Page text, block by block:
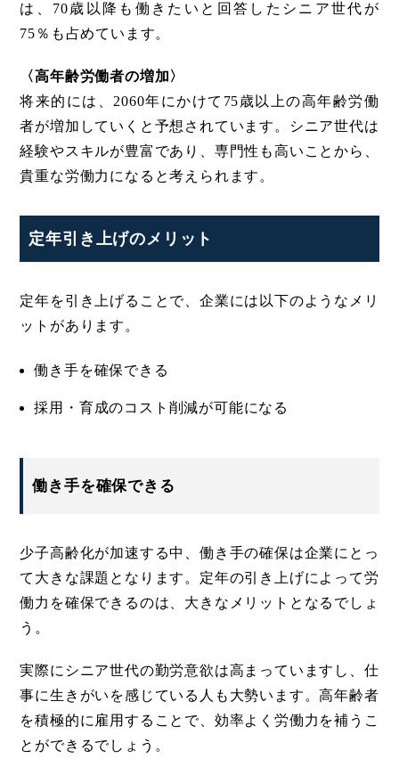
は、70歳以降も働きたいと回答したシニア世代が
75％も占めています。
〈高年齢労働者の増加〉
将来的には、2060年にかけて75歳以上の高年齢労働
者が増加していくと予想されています。シニア世代は
経験やスキルが豊富であり、専門性も高いことから、
貴重な労働力になると考えられます。
定年引き上げのメリット
定年を引き上げることで、企業には以下のようなメリ
ットがあります。
働き手を確保できる
採用・育成のコスト削減が可能になる
働き手を確保できる
少子高齢化が加速する中、働き手の確保は企業にとっ
て大きな課題となります。定年の引き上げによって労
働力を確保できるのは、大きなメリットとなるでしょ
う。
実際にシニア世代の勤労意欲は高まっていますし、仕
事に生きがいを感じている人も大勢います。高年齢者
を積極的に雇用することで、効率よく労働力を補うこ
とができるでしょう。